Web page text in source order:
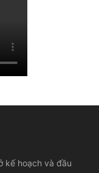
kế hoạch và đầu